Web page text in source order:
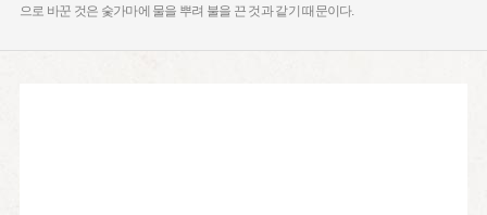
으로 바꾼 것은 숯가마에 물을 뿌려 불을 끈 것과 같기 때문이다.